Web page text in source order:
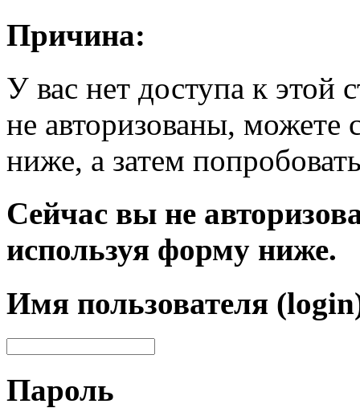
Причина:
У вас нет доступа к
не авторизованы, можете
ниже, а затем
Сейчас вы не
используя форму ниже.
Имя пользователя
Пароль